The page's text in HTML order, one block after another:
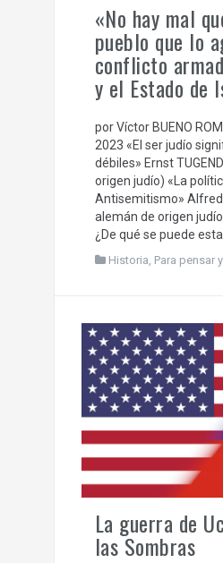
«No hay mal
pueblo que lo
conflicto
y el Estado de
por Víctor BUENO
2023 «El ser judío
débiles» Ernst
origen judío) «La
Antisemitismo» Alfred
alemán de origen
¿De qué se puede
Historia Para pensar
La guerra de
las Sombras